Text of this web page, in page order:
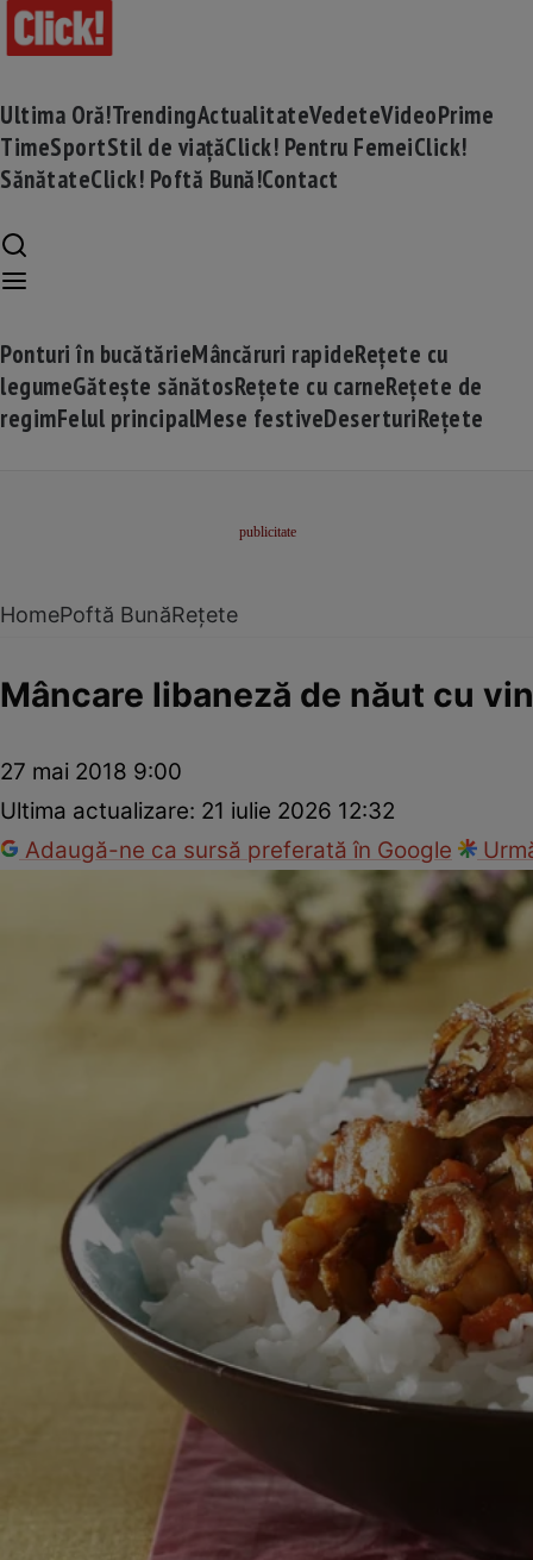
Ultima Oră!TrendingActualitateVedeteVideoPrime
TimeSportStil de viațăClick! Pentru FemeiClick!
SănătateClick! Poftă Bună!Contact
Ponturi în bucătărieMâncăruri rapideRețete cu
legumeGătește sănătosRețete cu carneRețete de
regimFelul principalMese festiveDeserturiRețete
HomePoftă BunăRețete
Mâncare libaneză de năut cu
27 mai 2018 9:00
Ultima actualizare: 21 iulie 2026 12:32
Adaugă-ne ca sursă preferată în Google